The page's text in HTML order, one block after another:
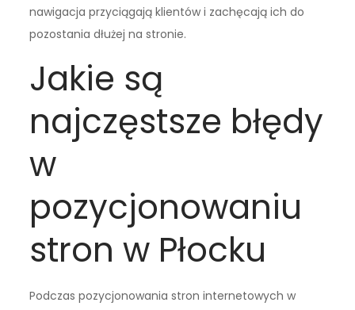
nawigacja przyciągają klientów i zachęcają ich do
pozostania dłużej na stronie.
Jakie są
najczęstsze błędy
w
pozycjonowaniu
stron w Płocku
Podczas pozycjonowania stron internetowych w